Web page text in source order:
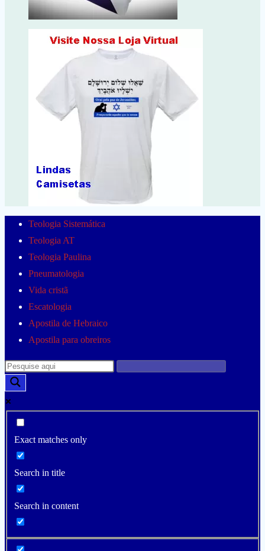
Teologia Sistemática
Teologia AT
Teologia Paulina
Pneumatologia
Vida cristã
Escatologia
Apostila de Hebraico
Apostila para obreiros
Exact matches only
Search in title
Search in content